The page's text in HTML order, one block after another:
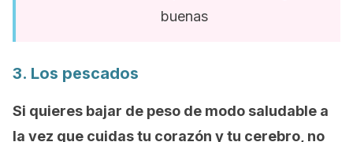
buenas
3. Los pescados
Si quieres bajar de peso de modo saludable a
la vez que cuidas tu corazón y tu cerebro, no